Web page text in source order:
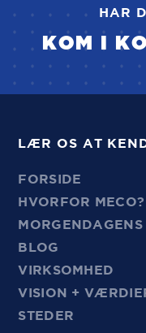
HAR
KOM I
LÆR OS AT
FORSIDE
HVORFOR MECO?
BLOG
VIRKSOMHED
VISION +
STEDER